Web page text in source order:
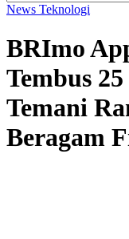
News Teknologi
BRImo
Tembus
Temani
Beragam